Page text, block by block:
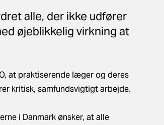
alle, der ikke udfører
øjeblikkelig virkning at
at praktiserende læger og deres
kritisk, samfundsvigtigt arbejde.
i Danmark ønsker, at alle